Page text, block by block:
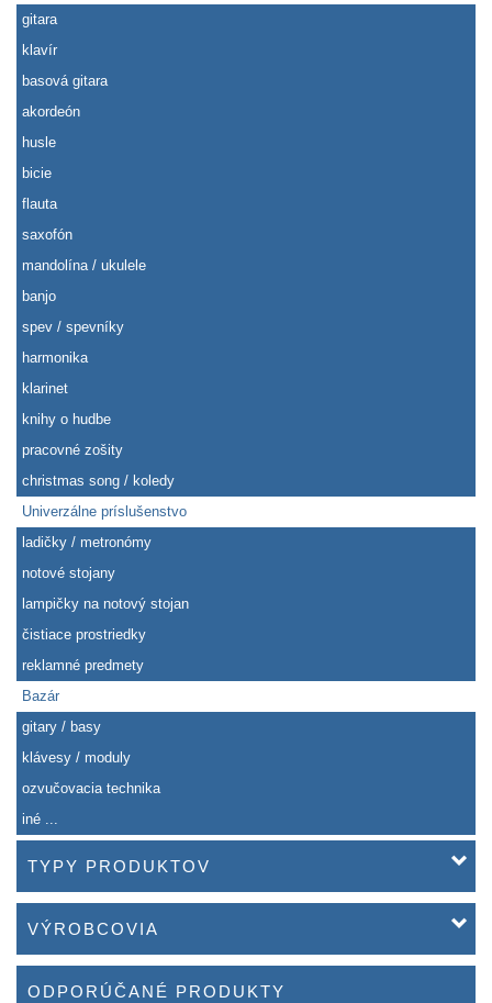
gitara
klavír
basová gitara
akordeón
husle
bicie
flauta
saxofón
mandolína / ukulele
banjo
spev / spevníky
harmonika
klarinet
knihy o hudbe
pracovné zošity
christmas song / koledy
Univerzálne príslušenstvo
ladičky / metronómy
notové stojany
lampičky na notový stojan
čistiace prostriedky
reklamné predmety
Bazár
gitary / basy
klávesy / moduly
ozvučovacia technika
iné ...
TYPY PRODUKTOV
VÝROBCOVIA
ODPORÚČANÉ PRODUKTY